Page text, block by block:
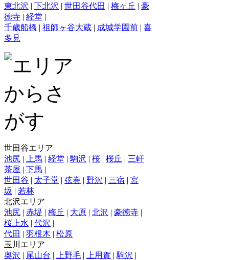
東北沢 | 下北沢 | 世田谷代田 | 梅ヶ丘 | 豪
徳寺 | 経堂 |
千歳船橋 | 祖師ヶ谷大蔵 | 成城学園前 | 喜
多見
世田谷エリア
池尻 | 上馬 | 経堂 | 駒沢 | 桜 | 桜丘 | 三軒
茶屋 | 下馬 |
世田谷 | 太子堂 | 弦巻 | 野沢 | 三宿 | 宮
坂 | 若林
北沢エリア
池尻 | 赤堤 | 梅丘 | 大原 | 北沢 | 豪徳寺 |
桜上水 | 代沢 |
代田 | 羽根木 | 松原
玉川エリア
奥沢 | 尾山台 | 上野毛 | 上用賀 | 駒沢 |